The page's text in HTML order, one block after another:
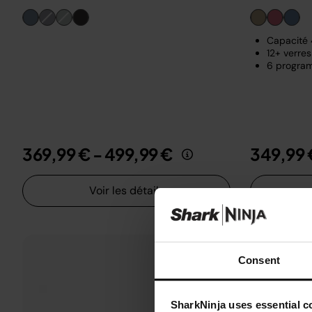
Consent
SharkNinja uses essential
369,99 € - 499,99 €
Voir les détails
Capacité
12+
6
349,99